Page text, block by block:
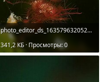
photo_editor_ds_1635796320527.jpg
341,2 КБ · Просмотры: 0